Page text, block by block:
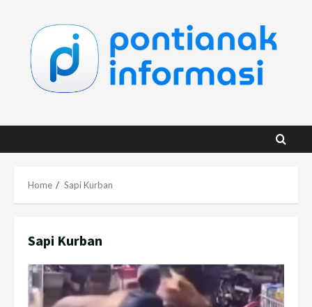
content
Home Sapi Kurban
Sapi Kurban